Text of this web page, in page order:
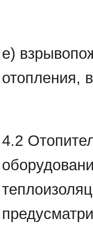
е)
отопления,
4.2